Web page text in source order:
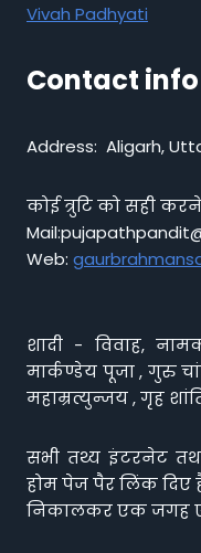
Vivah Padhyati
Contact info
Address: Aligarh,
कोई त्रुटि को सही
Web:
शादी - विवाह,
मार्कण्डेय पूजा , गुरु
महाम्रत्युन्जय , गृह
सभी तथ्य इंटरनेट
होम पेज पैर लिंक दिए
निकालकर एक जगह